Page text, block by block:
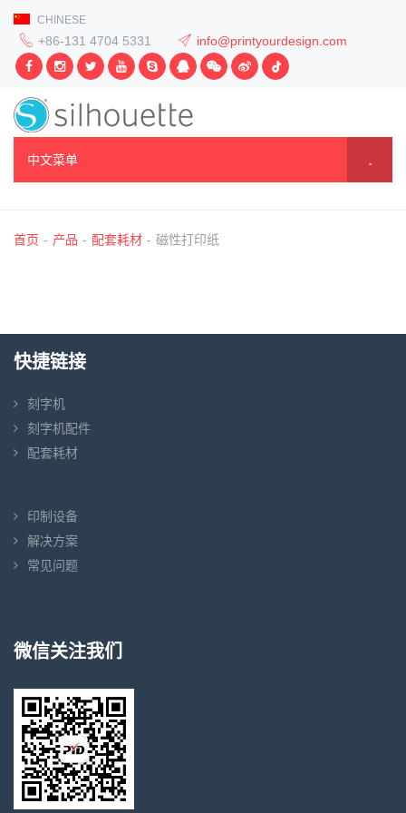
CHINESE
+86-131 4704 5331 info@printyourdesign.com
中文菜单
首页 - 产品 - 配套耗材 - 磁性打印纸
快捷链接
刻字机
刻字机配件
配套耗材
印制设备
解决方案
常见问题
微信关注我们